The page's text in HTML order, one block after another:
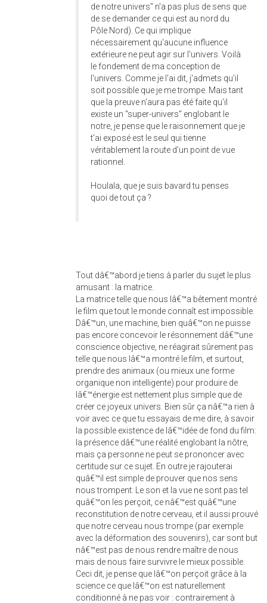
de notre univers" n'a pas plus de sens que
de se demander ce qui est au nord du
Pôle Nord). Ce qui implique
nécessairement qu'aucune influence
extérieure ne peut agir sur l'univers. Voilà
le fondement de ma conception de
l'univers. Comme je l'ai dit, j'admets qu'il
soit possible que je me trompe. Mais tant
que la preuve n'aura pas été faite qu'il
existe un "super-univers" englobant le
notre, je pense que le raisonnement que je
t'ai exposé est le seul qui tienne
véritablement la route d'un point de vue
rationnel.
Houlala, que je suis bavard tu penses
quoi de tout ça ?
Tout dâ€™abord je tiens à parler du sujet le plus
amusant : la matrice.
La matrice telle que nous lâ€™a bêtement montré
le film que tout le monde connaît est impossible.
Dâ€™un, une machine, bien quâ€™on ne puisse
pas encore concevoir le résonnement dâ€™une
conscience objective, ne réagirait sûrement pas
telle que nous lâ€™a montré le film, et surtout,
prendre des animaux (ou mieux une forme
organique non intelligente) pour produire de
lâ€™énergie est nettement plus simple que de
créer ce joyeux univers. Bien sûr ça nâ€™a rien à
voir avec ce que tu essayais de me dire, à savoir
la possible existence de lâ€™idée de fond du film:
la présence dâ€™une réalité englobant la nôtre,
mais ça personne ne peut se prononcer avec
certitude sur ce sujet. En outre je rajouterai
quâ€™il est simple de prouver que nos sens
nous trompent: Le son et la vue ne sont pas tel
quâ€™on les perçoit, ce nâ€™est quâ€™une
reconstitution de notre cerveau, et il aussi prouvé
que notre cerveau nous trompe (par exemple
avec la déformation des souvenirs), car sont but
nâ€™est pas de nous rendre maître de nous
mais de nous faire survivre le mieux possible.
Ceci dit, je pense que lâ€™on perçoit grâce à la
science ce que lâ€™on est naturellement
conditionné à ne pas voir : contrairement à